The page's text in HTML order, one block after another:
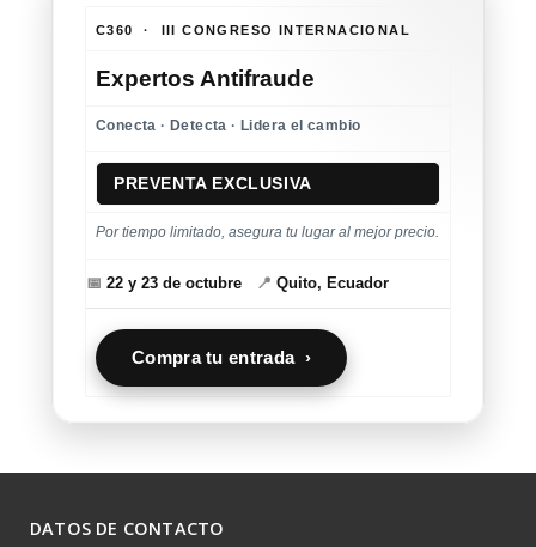
C360 · III CONGRESO INTERNACIONAL
Expertos Antifraude
Conecta · Detecta · Lidera el cambio
PREVENTA EXCLUSIVA
Por tiempo limitado, asegura tu lugar al mejor precio.
📅 22 y 23 de octubre 📍 Quito, Ecuador
Compra tu entrada ›
DATOS DE CONTACTO